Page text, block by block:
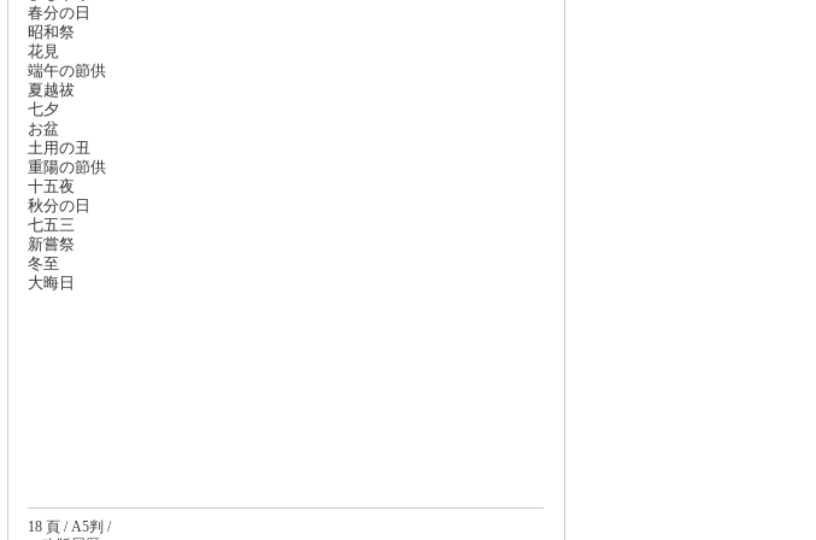
春分の日
昭和祭
花見
端午の節供
夏越祓
七夕
お盆
土用の丑
重陽の節供
十五夜
秋分の日
七五三
新嘗祭
冬至
大晦日
18 頁 / A5判 /